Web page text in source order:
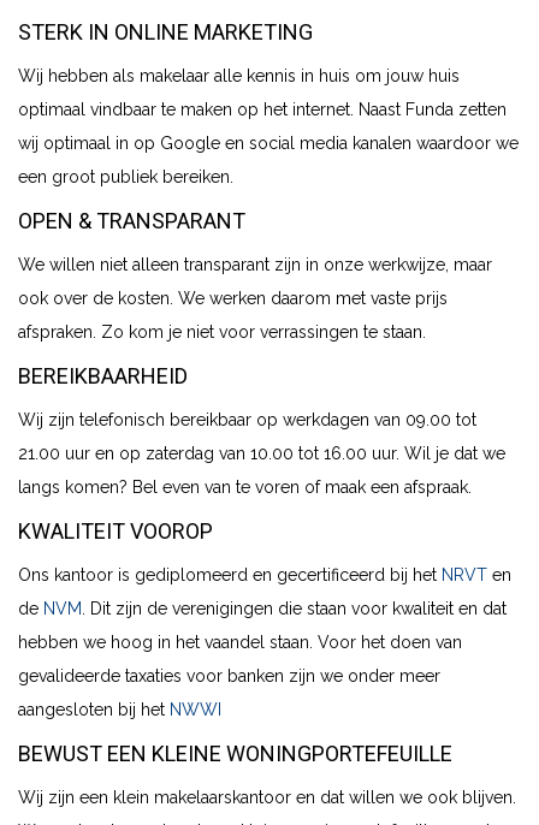
STERK IN ONLINE MARKETING
Wij hebben als makelaar alle kennis in huis om jouw huis
optimaal vindbaar te maken op het internet. Naast Funda zetten
wij optimaal in op Google en social media kanalen waardoor we
een groot publiek bereiken.
OPEN & TRANSPARANT
We willen niet alleen transparant zijn in onze werkwijze, maar
ook over de kosten. We werken daarom met vaste prijs
afspraken. Zo kom je niet voor verrassingen te staan.
BEREIKBAARHEID
Wij zijn telefonisch bereikbaar op werkdagen van 09.00 tot
21.00 uur en op zaterdag van 10.00 tot 16.00 uur. Wil je dat we
langs komen? Bel even van te voren of maak een afspraak.
KWALITEIT VOOROP
Ons kantoor is gediplomeerd en gecertificeerd bij het NRVT en
de NVM . Dit zijn de verenigingen die staan voor kwaliteit en dat
hebben we hoog in het vaandel staan. Voor het doen van
gevalideerde taxaties voor banken zijn we onder meer
aangesloten bij het NWWI
BEWUST EEN KLEINE WONINGPORTEFEUILLE
Wij zijn een klein makelaarskantoor en dat willen we ook blijven.